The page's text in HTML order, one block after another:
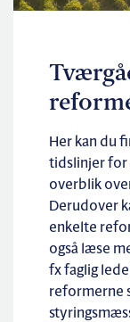
Her kan du
tidslinjer for
overblik
Derudover
enkelte
også læse
fx faglig
reformerne